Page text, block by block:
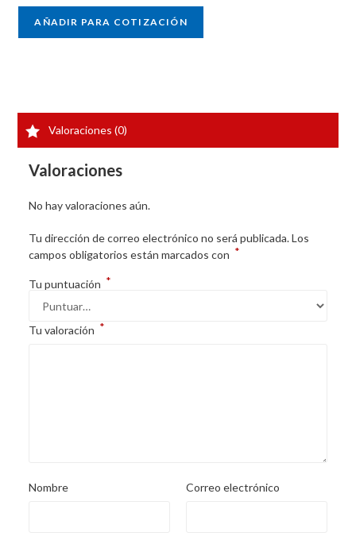
AÑADIR PARA COTIZACIÓN
Valoraciones (0)
Valoraciones
No hay valoraciones aún.
Tu dirección de correo electrónico no será publicada. Los
campos obligatorios están marcados con *
Tu puntuación *
Tu valoración *
Nombre Correo electrónico